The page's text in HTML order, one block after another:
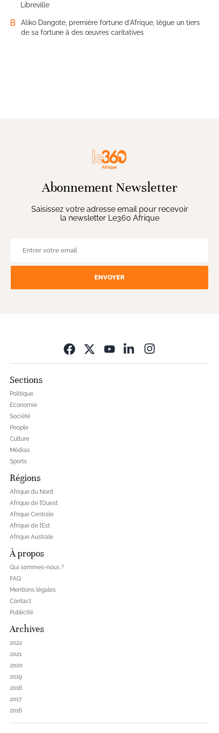
Libreville
8
Aliko Dangote, première fortune d’Afrique, lègue un tiers
de sa fortune à des œuvres caritatives
Abonnement Newsletter
Saisissez votre adresse email pour recevoir
la newsletter Le360 Afrique
ENVOYER
Sections
Politique
Economie
Société
People
Culture
Médias
Sports
Régions
Afrique du Nord
Afrique de l’Ouest
Afrique Centrale
Afrique de l’Est
Afrique Australe
À propos
Qui sommes-nous ?
FAQ
Mentions légales
Contact
Publicité
Archives
2022
2021
2020
2019
2018
2017
2016